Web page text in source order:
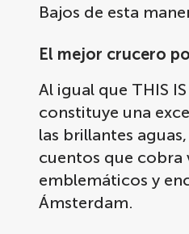
Bajos de esta
El mejor crucero
Al igual que THIS
constituye una
las brillantes
cuentos que cobra
emblemáticos y
Ámsterdam.